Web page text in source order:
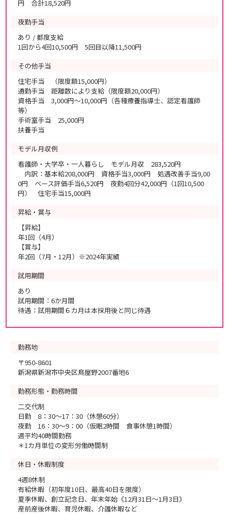
円 合計18,520円
夜勤手当
あり / 都度支給
1回から4回10,500円 5回目以降11,500円
その他手当
住宅手当 （限度額15,000円）
通勤手当 距離数により支給（限度額20,000円）
資格手当 3,000円～10,000円（各種療養指導士、認定看護師
等）
手術室手当 25,000円
扶養手当
モデル月収例
看護師・大学卒・一人暮らし モデル月収 283,520円
内訳：基本給208,000円 資格手当3,000円 処遇改善手当9,00
0円 ベース評価手当6,520円 夜勤4回分42,000円（1回10,500
円） 住宅手当15,000円
昇給・賞与
【昇給】
年1回（4月）
【賞与】
年2回（7月・12月）※2024年実績
試用期間
あり
試用期間：6か月間
待遇：試用期間６カ月は本採用後と同じ待遇
勤務地
〒950-8601
新潟県新潟市中央区鳥屋野2007番地6
勤務形態・勤務時間
二交代制
日勤 8：30～17：30（休憩60分）
夜勤 16：30～9：00（仮眠2時間 食事休憩1時間）
週平均40時間勤務
＊1カ月単位の変形労働時間制
休日・休暇制度
4週8休制
有給休暇（初年度10日、最高40日を限度）
夏季休暇、創立記念日、年末年始《12月31日～1月3日》
産前産後休暇、育児休暇、介護休暇など